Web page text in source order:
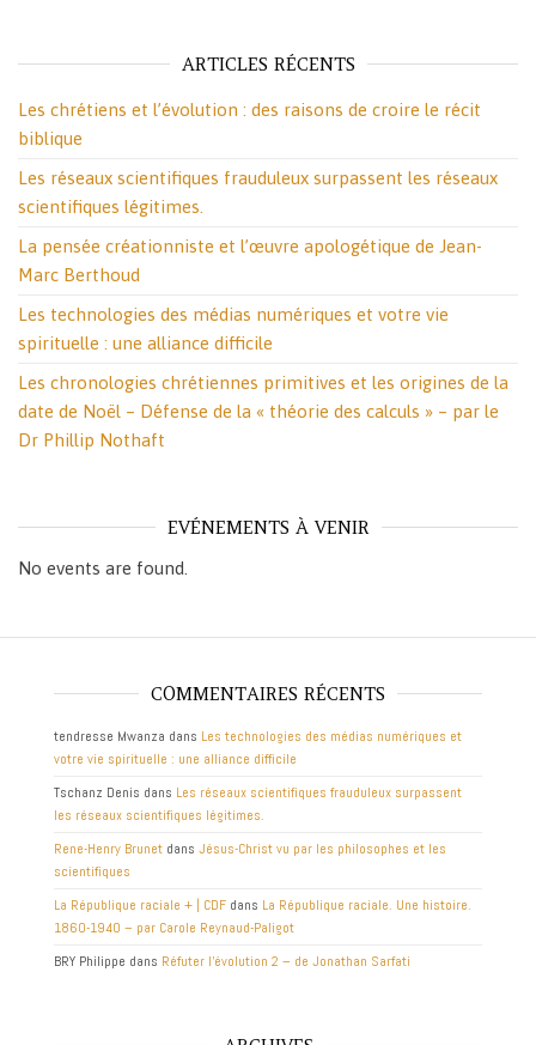
ARTICLES RÉCENTS
Les chrétiens et l’évolution : des raisons de croire le récit
biblique
Les réseaux scientifiques frauduleux surpassent les réseaux
scientifiques légitimes.
La pensée créationniste et l’œuvre apologétique de Jean-
Marc Berthoud
Les technologies des médias numériques et votre vie
spirituelle : une alliance difficile
Les chronologies chrétiennes primitives et les origines de la
date de Noël – Défense de la « théorie des calculs » – par le
Dr Phillip Nothaft
EVÉNEMENTS À VENIR
No events are found.
COMMENTAIRES RÉCENTS
tendresse Mwanza dans Les technologies des médias numériques et
votre vie spirituelle : une alliance difficile
Tschanz Denis dans Les réseaux scientifiques frauduleux surpassent
les réseaux scientifiques légitimes.
Rene-Henry Brunet dans Jésus-Christ vu par les philosophes et les
scientifiques
La République raciale + | CDF dans La République raciale. Une histoire.
1860-1940 – par Carole Reynaud-Paligot
BRY Philippe dans Réfuter l’évolution 2 – de Jonathan Sarfati